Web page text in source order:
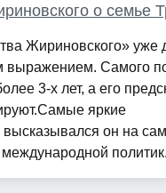
о семье
Жириновского» уже
выражением. Самого
3-х лет, а его
яркие
высказывался он на